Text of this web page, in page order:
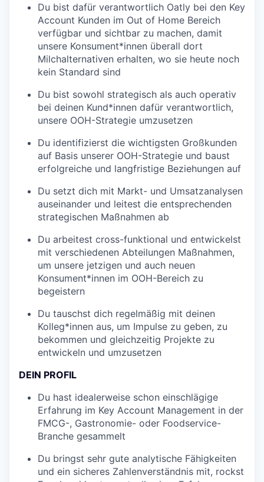
Du bist dafür verantwortlich Oatly bei den Key
Account Kunden im Out of Home Bereich
verfügbar und sichtbar zu machen, damit
unsere Konsument*innen überall dort
Milchalternativen erhalten, wo sie heute noch
kein Standard sind
Du bist sowohl strategisch als auch operativ
bei deinen Kund*innen dafür verantwortlich,
unsere OOH-Strategie umzusetzen
Du identifizierst die wichtigsten Großkunden
auf Basis unserer OOH-Strategie und baust
erfolgreiche und langfristige Beziehungen auf
Du setzt dich mit Markt- und Umsatzanalysen
auseinander und leitest die entsprechenden
strategischen Maßnahmen ab
Du arbeitest cross-funktional und entwickelst
mit verschiedenen Abteilungen Maßnahmen,
um unsere jetzigen und auch neuen
Konsument*innen im OOH-Bereich zu
begeistern
Du tauschst dich regelmäßig mit deinen
Kolleg*innen aus, um Impulse zu geben, zu
bekommen und gleichzeitig Projekte zu
entwickeln und umzusetzen
DEIN PROFIL
Du hast idealerweise schon einschlägige
Erfahrung im Key Account Management in der
FMCG-, Gastronomie- oder Foodservice-
Branche gesammelt
Du bringst sehr gute analytische Fähigkeiten
und ein sicheres Zahlenverständnis mit, rockst